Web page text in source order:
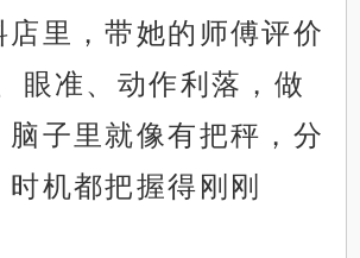
店里，带她的师傅评价
眼准、动作利落，做
脑子里就像有把秤，分
机都把握得刚刚